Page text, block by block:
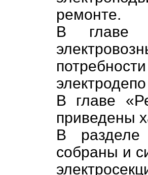
ремонте.
В
В главе
приведены
В
собраны и